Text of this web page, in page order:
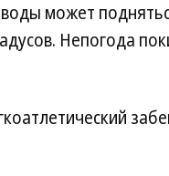
может
Непогода